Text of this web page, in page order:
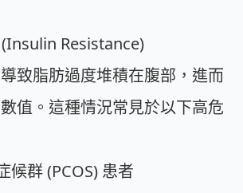
Resistance)
致脂肪過度堆積在腹部，進而
值。這種情況常見於以下高危
候群 (PCOS) 患者